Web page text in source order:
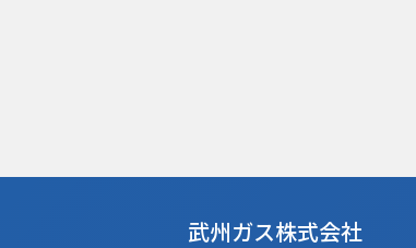
武州ガス株式会社